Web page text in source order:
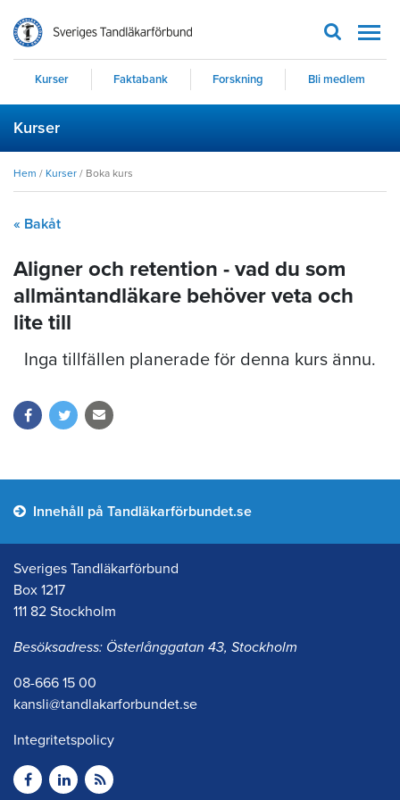
Kurser Faktabank Forskning Bli medlem
Kurser
Hem / Kurser / Boka kurs
« Bakåt
Aligner och retention - vad du som
allmäntandläkare behöver veta och
lite till
Inga tillfällen planerade för denna kurs ännu.
Innehåll på Tandläkarförbundet.se
Sveriges Tandläkarförbund
Box 1217
111 82 Stockholm
Besöksadress: Österlånggatan 43, Stockholm
08-666 15 00
kansli@tandlakarforbundet.se
Integritetspolicy